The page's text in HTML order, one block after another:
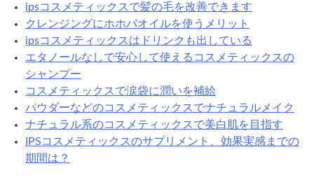
ipsコスメティックスで髪の毛を改善できます
クレンジングにホホバオイルを使うメリット
ipsコスメティックスはドリンクも出している
エタノールなしで安心して使えるコスメティックスの
シャンプー
コスメティックスで涙袋に潤いを補給
パウダーなどのコスメティックスでナチュラルメイク
ナチュラル系のコスメティックスで美白肌を目指す
IPSコスメティックスのサプリメント、効果実感までの
期間は？